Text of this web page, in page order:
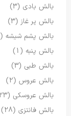
بالش بادی (3)
بالش پر غاز (3)
بالش پشم شیشه (5)
بالش پنبه (1)
بالش طبی (3)
بالش عروس (2)
بالش عروسکی (23)
بالش فانتزی (28)